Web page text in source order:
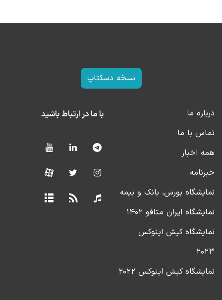
نسخه دسکتاپ
درباره ما
تماس با ما
همه اخبار
خبرنامه
نمایشگاه بورس، بانک و بیمه
نمایشگاه ایران متافو ۱۴۰۲
نمایشگاه کیش اینوکس
۲۰۲۳
نمایشگاه کیش اینوکس ۲۰۲۲
با ما در ارتباط باشید